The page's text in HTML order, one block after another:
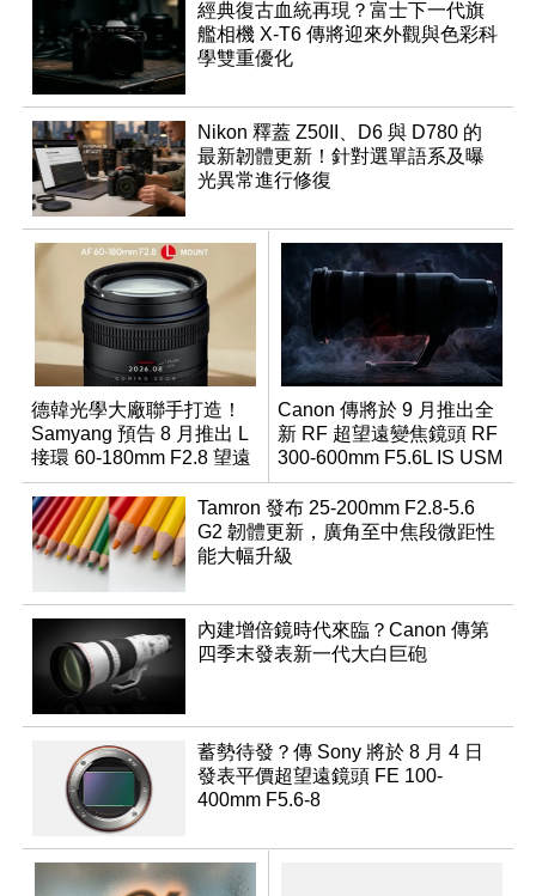
經典復古血統再現？富士下一代旗
艦相機 X-T6 傳將迎來外觀與色彩科
學雙重優化
Nikon 釋蓋 Z50II、D6 與 D780 的
最新韌體更新！針對選單語系及曝
光異常進行修復
德韓光學大廠聯手打造！
Samyang 預告 8 月推出 L
接環 60-180mm F2.8 望遠
變焦鏡
Canon 傳將於 9 月推出全
新 RF 超望遠變焦鏡頭 RF
300-600mm F5.6L IS USM
Tamron 發布 25-200mm F2.8-5.6
G2 韌體更新，廣角至中焦段微距性
能大幅升級
內建增倍鏡時代來臨？Canon 傳第
四季末發表新一代大白巨砲
蓄勢待發？傳 Sony 將於 8 月 4 日
發表平價超望遠鏡頭 FE 100-
400mm F5.6-8